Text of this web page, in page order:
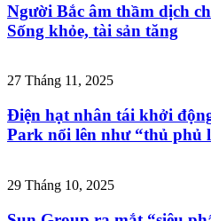
Người Bắc âm thầm dịch
Sống khỏe, tài sản tăng
27 Tháng 11, 2025
Điện hạt nhân tái khởi
Park nổi lên như “thủ phủ
29 Tháng 10, 2025